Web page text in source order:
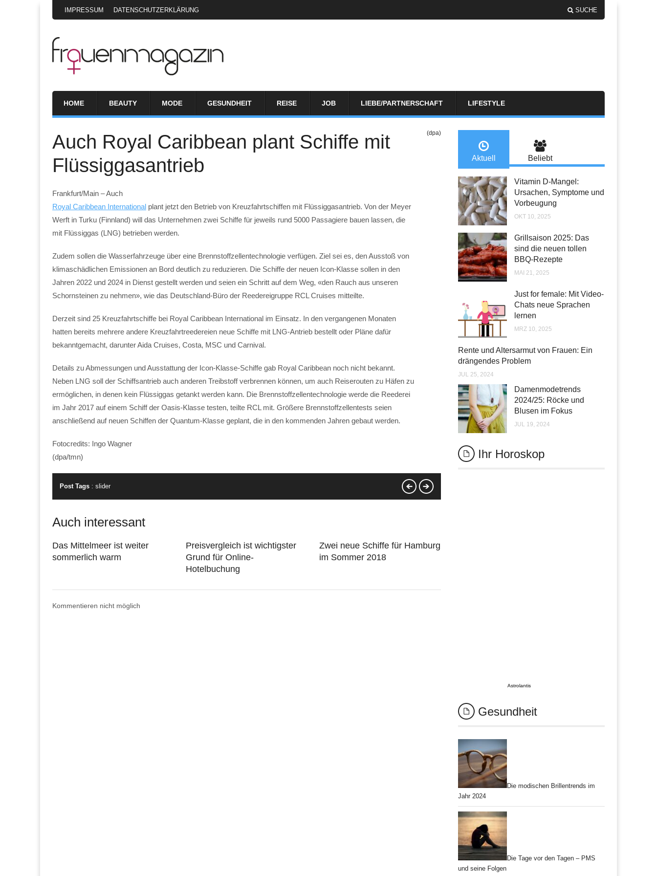
IMPRESSUM DATENSCHUTZERKLÄRUNG SUCHE
HOME BEAUTY MODE GESUNDHEIT REISE JOB LIEBE/PARTNERSCHAFT LIFESTYLE
Auch Royal Caribbean plant Schiffe mit
Flüssiggasantrieb
(dpa)
Frankfurt/Main – Auch
Royal Caribbean International plant jetzt den Betrieb von Kreuzfahrtschiffen mit Flüssiggasantrieb. Von der Meyer
Werft in Turku (Finnland) will das Unternehmen zwei Schiffe für jeweils rund 5000 Passagiere bauen lassen, die
mit Flüssiggas (LNG) betrieben werden.
Zudem sollen die Wasserfahrzeuge über eine Brennstoffzellentechnologie verfügen. Ziel sei es, den Ausstoß von
klimaschädlichen Emissionen an Bord deutlich zu reduzieren. Die Schiffe der neuen Icon-Klasse sollen in den
Jahren 2022 und 2024 in Dienst gestellt werden und seien ein Schritt auf dem Weg, «den Rauch aus unseren
Schornsteinen zu nehmen», wie das Deutschland-Büro der Reedereigruppe RCL Cruises mitteilte.
Derzeit sind 25 Kreuzfahrtschiffe bei Royal Caribbean International im Einsatz. In den vergangenen Monaten
hatten bereits mehrere andere Kreuzfahrtreedereien neue Schiffe mit LNG-Antrieb bestellt oder Pläne dafür
bekanntgemacht, darunter Aida Cruises, Costa, MSC und Carnival.
Details zu Abmessungen und Ausstattung der Icon-Klasse-Schiffe gab Royal Caribbean noch nicht bekannt.
Neben LNG soll der Schiffsantrieb auch anderen Treibstoff verbrennen können, um auch Reiserouten zu Häfen zu
ermöglichen, in denen kein Flüssiggas getankt werden kann. Die Brennstoffzellentechnologie werde die Reederei
im Jahr 2017 auf einem Schiff der Oasis-Klasse testen, teilte RCL mit. Größere Brennstoffzellentests seien
anschließend auf neuen Schiffen der Quantum-Klasse geplant, die in den kommenden Jahren gebaut werden.
Fotocredits: Ingo Wagner
(dpa/tmn)
Post Tags : slider
Auch interessant
Das Mittelmeer ist weiter
sommerlich warm
Preisvergleich ist wichtigster
Grund für Online-
Hotelbuchung
Zwei neue Schiffe für Hamburg
im Sommer 2018
Kommentieren nicht möglich
Aktuell Beliebt
Vitamin D-Mangel:
Ursachen, Symptome und
Vorbeugung
OKT 10, 2025
Grillsaison 2025: Das
sind die neuen tollen
BBQ-Rezepte
MAI 21, 2025
Just for female: Mit Video-
Chats neue Sprachen
lernen
MRZ 10, 2025
Rente und Altersarmut von Frauen: Ein
drängendes Problem
JUL 25, 2024
Damenmodetrends
2024/25: Röcke und
Blusen im Fokus
JUL 19, 2024
Ihr Horoskop
Astrolantis
Gesundheit
Die modischen Brillentrends im
Jahr 2024
Die Tage vor den Tagen – PMS
und seine Folgen